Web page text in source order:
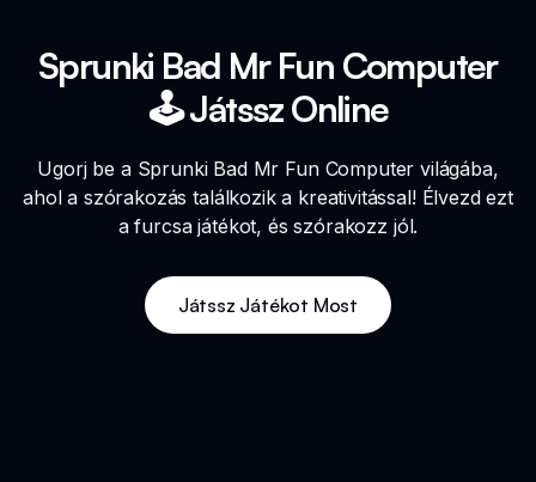
Sprunki Bad Mr Fun Computer
🕹️ Játssz Online
Ugorj be a Sprunki Bad Mr Fun Computer világába,
ahol a szórakozás találkozik a kreativitással! Élvezd ezt
a furcsa játékot, és szórakozz jól.
Játssz Játékot Most